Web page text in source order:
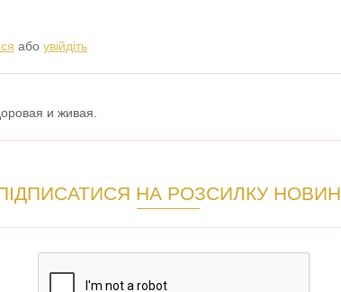
або увійдіть
и живая.
НА РОЗСИЛКУ НОВИН